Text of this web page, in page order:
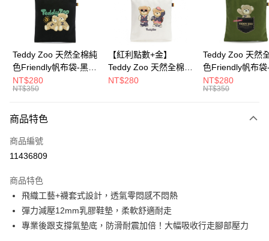
Apple Pay
街口支付
大哥付你分期
相關說明
2.付款方式選擇「大哥付你分期」，訂單成立後會自動跳轉到大哥付的交易
成交易。
3.實際核准額度、可分期數及費用金額請依後續交易確認頁面所載為準。
消。如遇「轉專審核」未通過狀況，表示未達大哥付你分期系統評分，恕無
法說明評估內容。
【繳款方式說明】
1.分期款項不併入電信帳單，「大哥付你分期」於每月結算日後寄送繳費提
2.透過簡訊連結打開帳單後，可選擇「超商條碼／台灣大直營門市／銀行轉
運送方式
全家取貨付款
付款後全家取貨
每筆NT$100，滿NT$700(含以上)免運費
Teddy Zoo 天然全棉純
色Friendly帆布袋-黑色
(TZB107)
NT$280
NT$350
【紅利點數+金】
Teddy Zoo 天然全棉純
色Friendly帆布袋-白色
NT$280
Teddy Zoo 天然
色Friendly帆布袋
色(TZB107)
NT$280
NT$350
商品特色
商品編號
11436809
商品特色
飛織工藝+襪套式設計，透氣零悶感不悶熱
彈力減壓12mm乳膠鞋墊，柔軟舒適耐走
專業後跟支撐氣墊底，防滑耐震加倍！大幅吸收行走腳部壓力